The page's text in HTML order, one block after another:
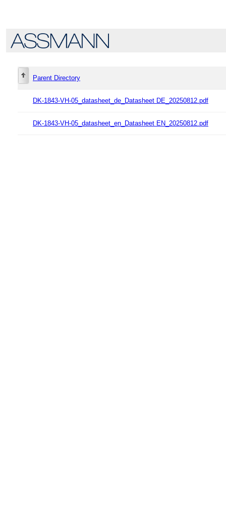
Parent Directory
DK-1843-VH-05_datasheet_de_Datasheet DE_20250812.pdf
DK-1843-VH-05_datasheet_en_Datasheet EN_20250812.pdf